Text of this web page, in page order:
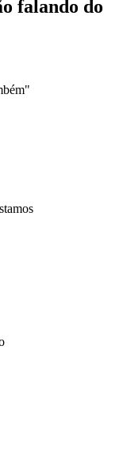
falando do